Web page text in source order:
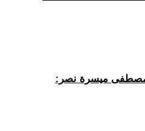
مصطفى ميسرة نصر: